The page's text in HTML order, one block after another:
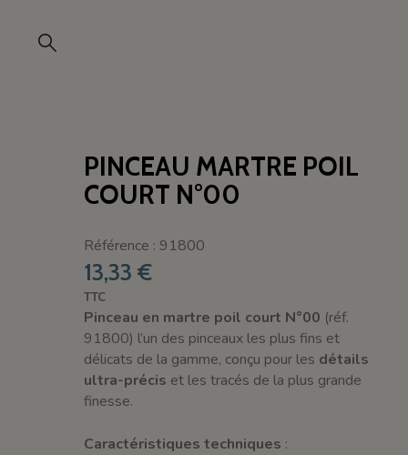
PINCEAU MARTRE POIL
COURT N°00
Référence : 91800
13,33 €
TTC
Pinceau en martre poil court N°00 (réf.
91800) l’un des pinceaux les plus fins et
délicats de la gamme, conçu pour les détails
ultra-précis et les tracés de la plus grande
finesse.
Caractéristiques techniques :